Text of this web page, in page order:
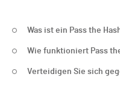
Was ist ein Pass the
Wie funktioniert Pass
Verteidigen Sie sich